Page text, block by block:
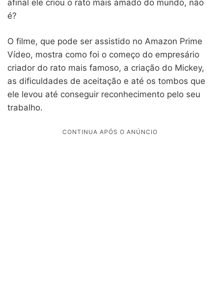
afinal ele criou o rato mais amado do mundo, não
é?
O filme, que pode ser assistido no Amazon Prime
Vídeo, mostra como foi o começo do empresário
criador do rato mais famoso, a criação do Mickey,
as dificuldades de aceitação e até os tombos que
ele levou até conseguir reconhecimento pelo seu
trabalho.